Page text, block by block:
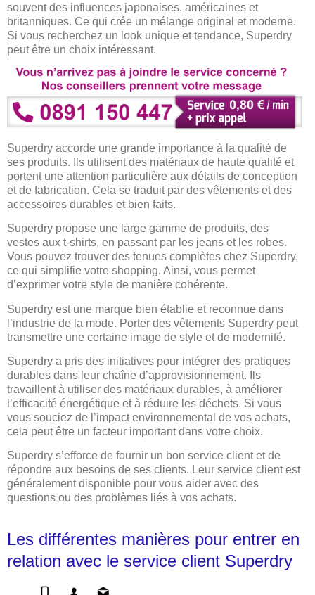
souvent des influences japonaises, américaines et
britanniques. Ce qui crée un mélange original et moderne.
Si vous recherchez un look unique et tendance, Superdry
peut être un choix intéressant.
Superdry accorde une grande importance à la qualité de
ses produits. Ils utilisent des matériaux de haute qualité et
portent une attention particulière aux détails de conception
et de fabrication. Cela se traduit par des vêtements et des
accessoires durables et bien faits.
Superdry propose une large gamme de produits, des
vestes aux t-shirts, en passant par les jeans et les robes.
Vous pouvez trouver des tenues complètes chez Superdry,
ce qui simplifie votre shopping. Ainsi, vous permet
d’exprimer votre style de manière cohérente.
Superdry est une marque bien établie et reconnue dans
l’industrie de la mode. Porter des vêtements Superdry peut
transmettre une certaine image de style et de modernité.
Superdry a pris des initiatives pour intégrer des pratiques
durables dans leur chaîne d’approvisionnement. Ils
travaillent à utiliser des matériaux durables, à améliorer
l’efficacité énergétique et à réduire les déchets. Si vous
vous souciez de l’impact environnemental de vos achats,
cela peut être un facteur important dans votre choix.
Superdry s’efforce de fournir un bon service client et de
répondre aux besoins de ses clients. Leur service client est
généralement disponible pour vous aider avec des
questions ou des problèmes liés à vos achats.
Les différentes manières pour entrer en
relation avec le service client Superdry